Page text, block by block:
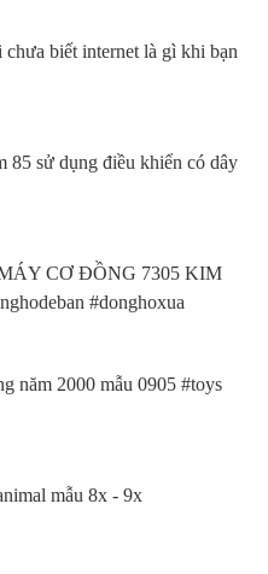
biết internet là gì khi bạn
85 sử dụng điều khiển có dây
CƠ ĐỒNG 7305 KIM
#donghoxua
năm 2000 mẫu 0905 #toys
mẫu 8x - 9x